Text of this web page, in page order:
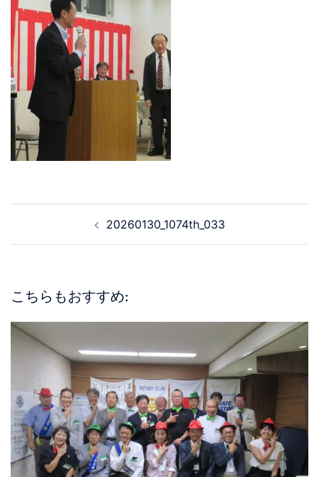
20260130_1074th_033
こちらもおすすめ: